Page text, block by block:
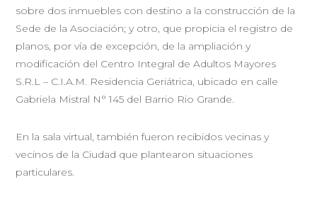
sobre dos inmuebles con destino a la construcción de la
Sede de la Asociación; y otro, que propicia el registro de
planos, por vía de excepción, de la ampliación y
modificación del Centro Integral de Adultos Mayores
S.R.L – C.I.A.M. Residencia Geriátrica, ubicado en calle
Gabriela Mistral N° 145 del Barrio Rio Grande.
En la sala virtual, también fueron recibidos vecinas y
vecinos de la Ciudad que plantearon situaciones
particulares.